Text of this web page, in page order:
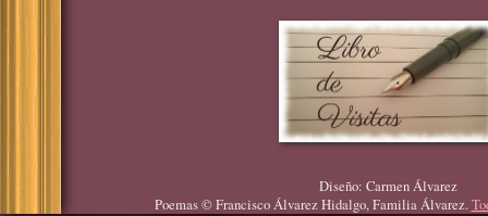
Diseño: Carmen Álvarez
Poemas © Francisco Álvarez Hidalgo, Familia Álvarez.